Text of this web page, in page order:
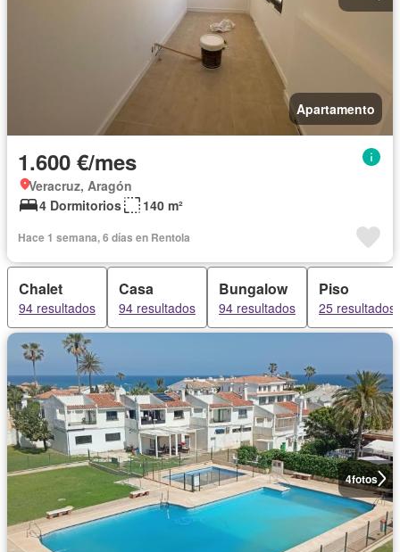
Apartamento
1.600 €/mes
Veracruz, Aragón
4 Dormitorios
140 m²
Hace 1 semana, 6 días en Rentola
Chalet
94 resultados
Casa
94 resultados
Bungalow
94 resultados
Piso
25 resultados
4fotos